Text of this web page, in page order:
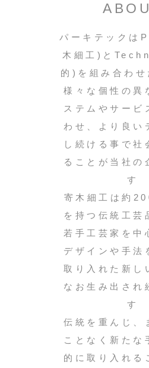
パーキテックは
木細工)と
的)を組み合わせ
様々な個性の異
ステムやサービ
わせ、より良い
し続ける事で社
ることが当社の
す
寄木細工は約
を持つ伝統工芸
若手工芸家を中
デザインや手法
取り入れた新し
なお生み出され
す
伝統を重んじ、
ことなく新たな
的に取り入れる